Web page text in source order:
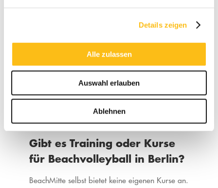
Details zeigen
Alle zulassen
Auswahl erlauben
Ablehnen
und Saison. Ab ca. 20 € pro Stunde pro Feld.
Kann man Beachvolleyball
auch ohne eigenes Equipment
Ja – ihr braucht nur einen Ball, den könnt ihr
direkt vor Ort gegen Gebühr und Pfand
Gibt es Training oder Kurse
für Beachvolleyball in Berlin?
BeachMitte selbst bietet keine eigenen Kurse an.